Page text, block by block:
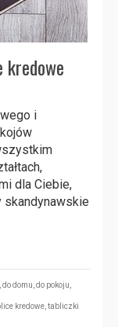
i
dla Ciebie,
skandynawskie
do domu do pokoju
kredowe tabliczki